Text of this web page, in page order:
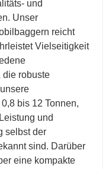
und
Unser
reicht
Vielseitigkeit
die robuste
bis 12 Tonnen,
und
selbst der
sind. Darüber
eine kompakte